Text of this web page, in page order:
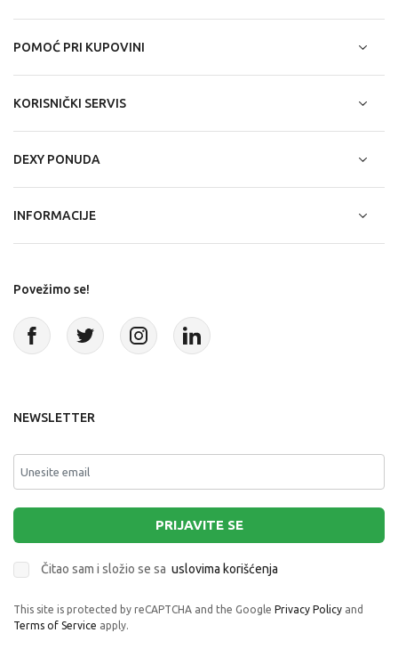
POMOĆ PRI KUPOVINI
KORISNIČKI SERVIS
DEXY PONUDA
INFORMACIJE
Povežimo se!
NEWSLETTER
PRIJAVITE SE
Čitao sam i složio se sa uslovima korišćenja
This site is protected by reCAPTCHA and the Google Privacy Policy and
Terms of Service apply.